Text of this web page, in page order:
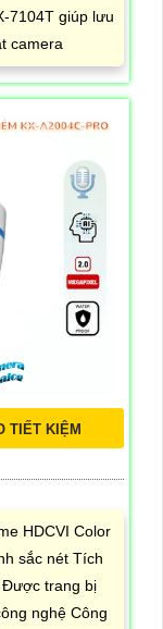
7104T giúp lưu
camera
TIẾT KIỆM
HDCVI Color
sắc nét Tích
Được trang bị
nghệ Công